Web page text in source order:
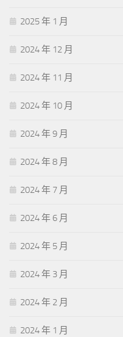
2025 年 1 月
2024 年 12 月
2024 年 11 月
2024 年 10 月
2024 年 9 月
2024 年 8 月
2024 年 7 月
2024 年 6 月
2024 年 5 月
2024 年 3 月
2024 年 2 月
2024 年 1 月